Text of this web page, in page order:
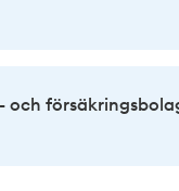
och